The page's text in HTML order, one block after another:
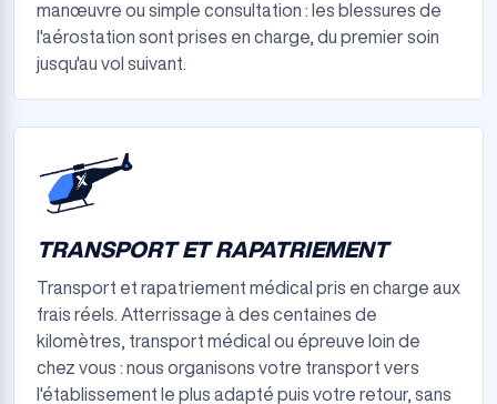
manœuvre ou simple consultation : les blessures de
l'aérostation sont prises en charge, du premier soin
jusqu'au vol suivant.
TRANSPORT ET RAPATRIEMENT
Transport et rapatriement médical pris en charge aux
frais réels. Atterrissage à des centaines de
kilomètres, transport médical ou épreuve loin de
chez vous : nous organisons votre transport vers
l'établissement le plus adapté puis votre retour, sans